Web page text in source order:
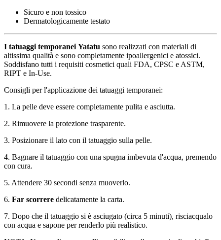
Sicuro e non tossico
Dermatologicamente testato
I tatuaggi temporanei Yatatu sono realizzati con materiali di
altissima qualità e sono completamente ipoallergenici e atossici.
Soddisfano tutti i requisiti cosmetici quali FDA, CPSC e ASTM,
RIPT e In-Use.
Consigli per l'applicazione dei tatuaggi temporanei:
1. La pelle deve essere completamente pulita e asciutta.
2. Rimuovere la protezione trasparente.
3. Posizionare il lato con il tatuaggio sulla pelle.
4. Bagnare il tatuaggio con una spugna imbevuta d'acqua, premendo
con cura.
5. Attendere 30 secondi senza muoverlo.
6. Far scorrere delicatamente la carta.
7. Dopo che il tatuaggio si è asciugato (circa 5 minuti), risciacqualo
con acqua e sapone per renderlo più realistico.